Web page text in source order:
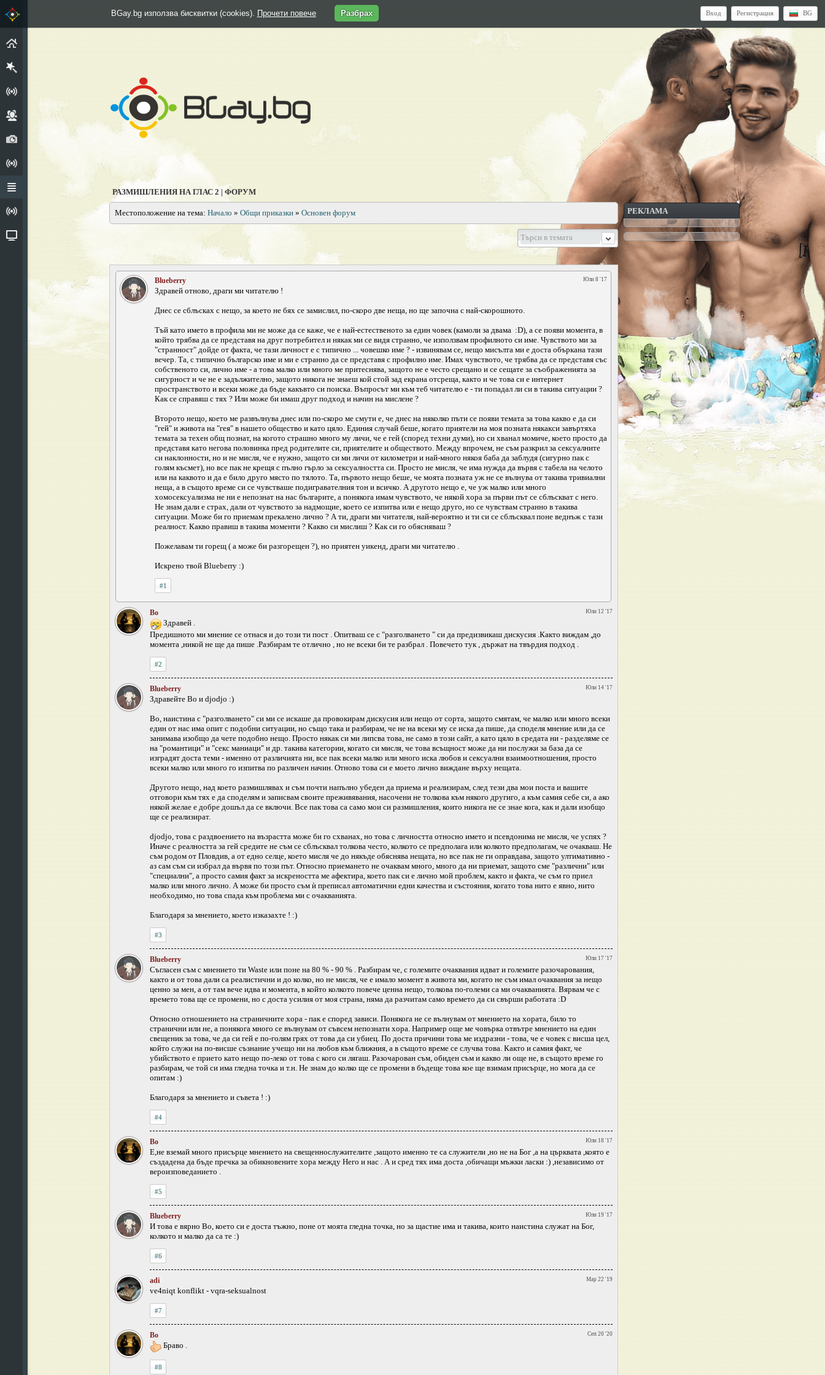
ГРУПИ
СНИМКИ
АНКЕТИ
ИЗПОВЕДАЛНЯ
Вход Регистрация BG
РАЗМИШЛЕНИЯ НА ГЛАС 2 | ФОРУМ
Местоположение на тема: Начало » Общи приказки » Основен форум
Blueberry Юли 8 '17
Здравей отново, драги ми читателю !
Днес се сблъсках с нещо, за което не бях се замислил, по-скоро две неща, но ще започна с най-скорошното.
Тъй като името в профила ми не може да се каже, че е най-естественото за един човек (камоли за двама :D), а се появи момента, в
който трябва да се представя на друг потребител и някак ми се видя странно, че използвам профилното си име. Чувството ми за
"странност" дойде от факта, че тази личност е с типично ... човешко име ? - извинявам се, нещо мисълта ми е доста объркана тази
вечер. Та, с типично българско име и ми е странно да се представя с профилно име. Имах чувството, че трябва да се представя със
собственото си, лично име - а това малко или много ме притеснява, защото не е често срещано и се сещатe за съображенията за
сигурност и че не е задължително, защото никога не знаеш кой стой зад екрана отсреща, както и че това си е интернет
пространството и всеки може да бъде какъвто си поиска. Въпросът ми към теб читателю е - ти попадал ли си в такива ситуации ?
Как се справяш с тях ? Или може би имаш друг подход и начин на мислене ?
Второто нещо, което ме развълнува днес или по-скоро ме смути е, че днес на няколко пъти се появи темата за това какво е да си
"гей" и живота на "гея" в нашето общество и като цяло. Единия случай беше, когато приятели на моя позната някакси завъртяха
темата за техен общ познат, на когото страшно много му личи, че е гей (според техни думи), но си хванал момиче, което просто да
представя като негова половинка пред родителите си, приятелите и обществото. Между впрочем, не съм разкрил за сексуалните
си наклонности, но и не мисля, че е нужно, защото си ми личи от километри и най-много някоя баба да заблудя (сигурно пак с
голям късмет), но все пак не крещя с пълно гърло за сексуалността си. Просто не мисля, че има нужда да вървя с табела на челото
или на каквото и да е било друго място по тялото. Та, първото нещо беше, че моята позната уж не се вълнува от такива тривиални
неща, а в същото време си се чувстваше подигравателния тон и всичко. А другото нещо е, че уж малко или много
хомосексуализма не ни е непознат на нас българите, а понякога имам чувството, че някой хора за първи път се сблъскват с него.
Не знам дали е страх, дали от чувството за надмощие, което се изпитва или е нещо друго, но се чувствам странно в такива
ситуации. Може би го приемам прекалено лично ? А ти, драги ми читателя, най-вероятно и ти си се сблъсквал поне веднъж с тази
реалност. Какво правиш в такива моменти ? Какво си мислиш ? Как си го обясняваш ?
Пожелавам ти горещ ( а може би разгорещен ?), но приятен уикенд, драги ми читателю .
Искрено твой Blueberry :)
#1
Bo Юли 12 '17
Здравей .
Предишното ми мнение се отнася и до този ти пост . Опитваш се с "разголването " си да предизвикаш дискусия .Както виждам ,до
момента ,никой не ще да пише .Разбирам те отлично , но не всеки би те разбрал . Повечето тук , държат на твърдия подход .
#2
Blueberry Юли 14 '17
Здравейте Bo и djodjo :)
Bo, наистина с "разголването" си ми се искаше да провокирам дискусия или нещо от сорта, защото смятам, че малко или много всеки
един от нас има опит с подобни ситуации, но също така и разбирам, че не на всеки му се иска да пише, да споделя мнение или да се
занимава изобщо да чете подобно нещо. Просто някак си ми липсва това, не само в този сайт, а като цяло в средата ни - разделяме се
на "романтици" и "секс маниаци" и др. такива категории, когато си мисля, че това всъщност може да ни послужи за база да се
изградят доста теми - именно от различията ни, все пак всеки малко или много иска любов и сексуални взаимоотношения, просто
всеки малко или много го изпитва по различен начин. Отново това си е моето лично виждане върху нещата.
Другото нещо, над което размишлявах и съм почти напълно убеден да приема и реализирам, след тези два мои поста и вашите
отговори към тях е да споделям и записвам своите преживявания, насочени не толкова към някого другиго, а към самия себе си, а ако
някой желае е добре дошъл да се включи. Все пак това са само мои си размишления, които никога не се знае кога, как и дали изобщо
ще се реализират.
djodjo, това с раздвоението на възрастта може би го схванах, но това с личността относно името и псевдонима не мисля, че успях ?
Иначе с реалността за гей средите не съм се сблъсквал толкова често, колкото се предполага или колкото предполагам, че очакваш. Не
съм родом от Пловдив, а от едно селце, което мисля че до някъде обяснява нещата, но все пак не ги оправдава, защото ултимативно -
аз сам съм си избрал да вървя по този път. Относно приемането не очаквам много, много да ни приемат, защото сме "различни" или
"специални", а просто самия факт за искреността ме афектира, което пак си е лично мой проблем, както и факта, че съм го приел
малко или много лично. А може би просто съм ѝ преписал автоматични едни качества и състояния, когато това нито е явно, нито
необходимо, но това спада към проблема ми с очакванията.
Благодаря за мнението, което изказахте ! :)
#3
Blueberry Юли 17 '17
Съгласен съм с мнението ти Waste или поне на 80 % - 90 % . Разбирам че, с големите очаквания идват и големите разочарования,
както и от това дали са реалистични и до колко, но не мисля, че е имало момент в живота ми, когато не съм имал очаквания за нещо
ценно за мен, а от там вече идва и момента, в който колкото повече ценна нещо, толкова по-големи са ми очакванията. Вярвам че с
времето това ще се промени, но с доста усилия от моя страна, няма да разчитам само времето да си свърши работата :D
Относно отношението на страничните хора - пак е според зависи. Понякога не се вълнувам от мнението на хората, било то
странични или не, а понякога много се вълнувам от съвсем непознати хора. Например още ме човърка отвътре мнението на един
свещеник за това, че да си гей е по-голям грях от това да си убиец. По доста причини това ме издразни - това, че е човек с висша цел,
който служи на по-висше съзнание учещо ни на любов към ближния, а в същото време се случва това. Както и самия факт, че
убийството е прието като нещо по-леко от това с кого си лягаш. Разочарован съм, обиден съм и какво ли още не, в същото време го
разбирам, че той си има гледна точка и т.н. Не знам до колко ще се промени в бъдеще това кое ще взимам присърце, но мога да се
опитам :)
Благодаря за мнението и съвета ! :)
#4
Bo Юли 18 '17
Е,не вземай много присърце мнението на свещеннослужителите ,защото именно те са служители ,но не на Бог ,а на църквата ,която е
създадена да бъде пречка за обикновените хора между Него и нас . А и сред тях има доста ,обичащи мъжки ласки :) ,независимо от
вероизповеданието .
#5
Blueberry Юли 19 '17
И това е вярно Bo, което си е доста тъжно, поне от моята гледна точка, но за щастие има и такива, които наистина служат на Бог,
колкото и малко да са те :)
#6
adi Мар 22 '19
ve4niqt konflikt - vqra-seksualnost
#7
Bo Сеп 20 '20
Браво .
#8
РЕКЛАМА
BGay.bg използва бисквитки (cookies). Прочети повече Разбрах